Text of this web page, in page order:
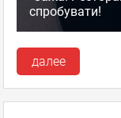
спробувати!
далее